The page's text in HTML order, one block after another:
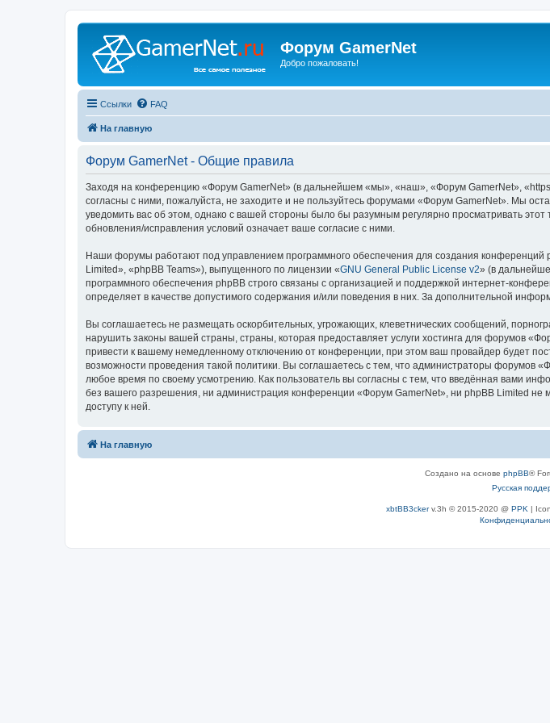
Форум GamerNet
Добро пожаловать!
Ссылки FAQ
На главную
Форум GamerNet - Общие правила
Заходя на конференцию «Форум GamerNet» (в дальнейшем «мы», «наш», «Форум GamerNet»,
согласны с ними, пожалуйста, не заходите и не пользуйтесь форумами «Форум GamerNet». Мы
уведомить вас об этом, однако с вашей стороны было бы разумным регулярно просматривать
обновления/исправления условий означает ваше согласие с ними.
Наши форумы работают под управлением программного обеспечения для создания
Limited», «phpBB Teams»), выпущенного по лицензии «GNU General Public License v2» (в
программного обеспечения phpBB строго связаны с организацией и поддержкой интернет-
определяет в качестве допустимого содержания и/или поведения в них. За дополнительной
Вы соглашаетесь не размещать оскорбительных, угрожающих, клеветнических сообщений,
нарушить законы вашей страны, страны, которая предоставляет услуги хостинга для форумов
привести к вашему немедленному отключению от конференции, при этом ваш провайдер будет
возможности проведения такой политики. Вы соглашаетесь с тем, что администраторы форумов
любое время по своему усмотрению. Как пользователь вы согласны с тем, что введённая вами
без вашего разрешения, ни администрация конференции «Форум GamerNet», ни phpBB Limited не
доступу к ней.
На главную
Создано на основе phpBB®
Русская
xbtBB3ckerv.3h © 2015-2020 @ PPK |